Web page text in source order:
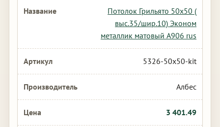
Потолок Грильято 50х50 (
выс.35/шир.10) Эконом
металлик матовый А906 rus
5326-50x50-kit
Албес
3 401.49